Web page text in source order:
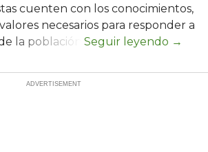
cuenten con los conocimientos,
necesarios para responder a
la población.